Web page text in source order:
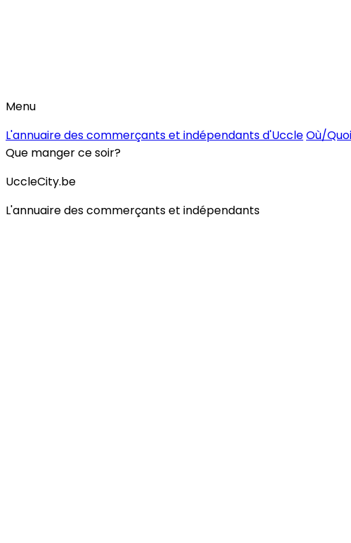
Menu
L'annuaire des commerçants et indépendants d'UccleOù/
Que manger ce soir?
UccleCity.be
L'annuaire des commerçants et indépendants